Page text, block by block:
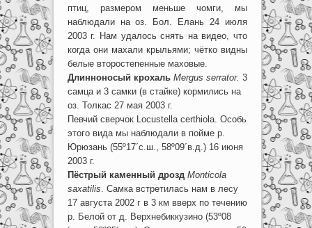
птиц, размером меньше чомги, мы
наблюдали на оз. Бол. Елань 24 июля
2003 г. Нам удалось снять на видео, что
когда они махали крыльями; чётко видны
белые второстепенные маховые.
Длинноносый крохаль Mergus serrator. 3
самца и 3 самки (в стайке) кормились на
оз. Толкас 27 мая 2003 г.
Певчий сверчок Locustella certhiola. Особь
этого вида мы наблюдали в пойме р.
Юрюзань (55º17´с.ш., 58º09´в.д.) 16 июня
2003 г.
Пёстрый каменный дрозд Monticola
saxatilis . Самка встретилась нам в лесу
17 августа 2002 г в 3 км вверх по течению
р. Белой от д. Верхнебиккузино (53º08